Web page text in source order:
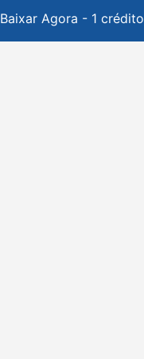
Baixar Agora - 1 crédito